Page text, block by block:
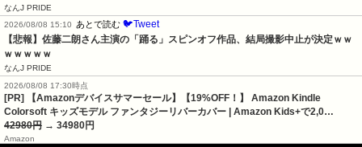
なんJ PRIDE
2026/08/08 15:10
あとで読む 🐦Tweet
【悲報】佐藤二朗さん主演の「踊る」スピンオフ作品、結局撮影中止が決定ｗｗ
ｗｗｗｗｗ
なんJ PRIDE
2026/08/08 17:30時点
[PR] 【Amazonデバイスサマーセール】【19%OFF！】 Amazon Kindle
Colorsoft キッズモデル ファンタジーリバーカバー | Amazon Kids+で2,0…
42980円 → 34980円
Amazon